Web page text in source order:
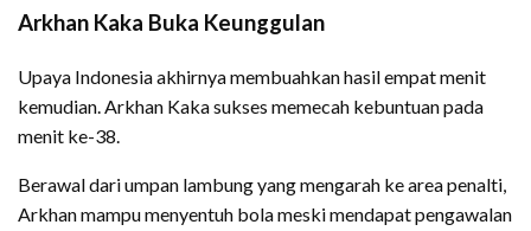
Arkhan Kaka Buka Keunggulan
Upaya Indonesia akhirnya membuahkan hasil empat menit
kemudian. Arkhan Kaka sukses memecah kebuntuan pada
menit ke-38.
Berawal dari umpan lambung yang mengarah ke area penalti,
Arkhan mampu menyentuh bola meski mendapat pengawalan